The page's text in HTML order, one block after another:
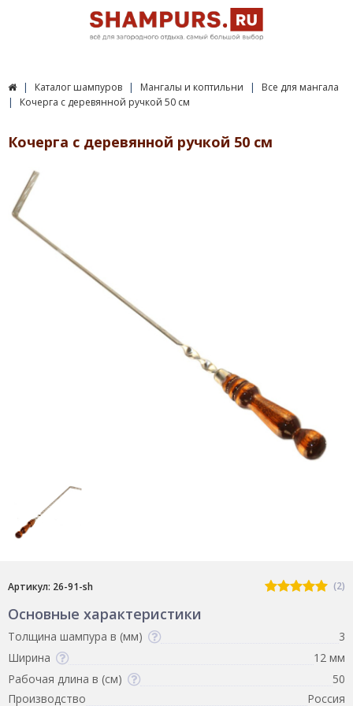
Каталог шампуров Мангалы и коптильни
Все для мангала
Кочерга с деревянной ручкой 50 см
Кочерга с деревянной ручкой 50 см
Артикул: 26-91-sh (2)
Основные характеристики
Толщина шампура в (мм)
3
Ширина
12 мм
Рабочая длина в (см)
50
Производство
Россия